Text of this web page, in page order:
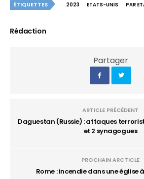
ÉTIQUETTES 2023 ETATS-UNIS PAR
Rédaction
Partager
ARTICLE PRÉCÉDENT
Daguestan (Russie) : attaques
et 2 synagogues
PROCHAIN ARCTICLE
Rome : incendie dans une église